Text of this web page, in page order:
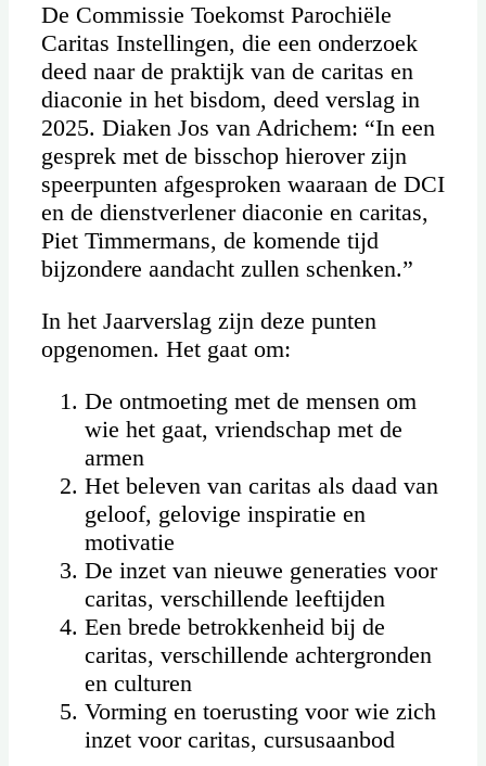
De Commissie Toekomst Parochiële
Caritas Instellingen, die een onderzoek
deed naar de praktijk van de caritas en
diaconie in het bisdom, deed verslag in
2025. Diaken Jos van Adrichem: “In een
gesprek met de bisschop hierover zijn
speerpunten afgesproken waaraan de DCI
en de dienstverlener diaconie en caritas,
Piet Timmermans, de komende tijd
bijzondere aandacht zullen schenken.”
In het Jaarverslag zijn deze punten
opgenomen. Het gaat om:
De ontmoeting met de mensen om
wie het gaat, vriendschap met de
armen
Het beleven van caritas als daad van
geloof, gelovige inspiratie en
motivatie
De inzet van nieuwe generaties voor
caritas, verschillende leeftijden
Een brede betrokkenheid bij de
caritas, verschillende achtergronden
en culturen
Vorming en toerusting voor wie zich
inzet voor caritas, cursusaanbod